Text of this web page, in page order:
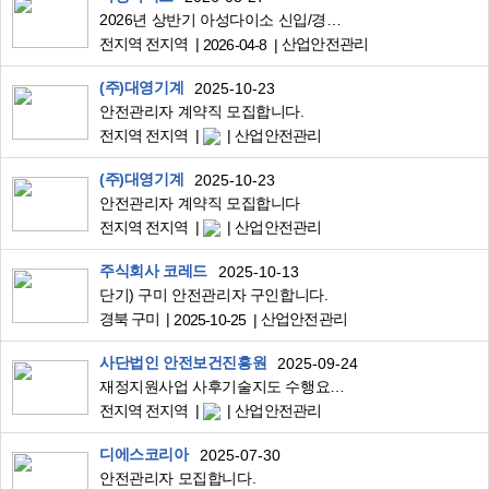
전지역 전지역
2026-04-8 산업안전관리
(주)대영기계
2025-10-23
안전관리자 계약직 모집합니다.
전지역 전지역
산업안전관리
(주)대영기계
2025-10-23
안전관리자 계약직 모집합니다
전지역 전지역
산업안전관리
주식회사 코레드
2025-10-13
단기) 구미 안전관리자 구인합니다.
경북 구미
2025-10-25 산업안전관리
사단법인 안전보건진흥원
2025-09-24
전지역 전지역
산업안전관리
디에스코리아
2025-07-30
안전관리자 모집합니다.